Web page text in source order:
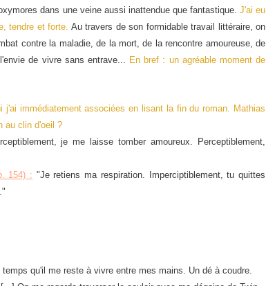
dans une veine aussi inattendue que fantastique. J'ai eu
tendre et forte. Au travers de son formidable travail littéraire, on
contre la maladie, de la mort, de la rencontre amoureuse, de
de vivre sans entrave... En bref : un agréable moment de
j'ai immédiatement associées en lisant la fin du roman. Mathias
au clin d'oeil ?
, je me laisse tomber amoureux. Perceptiblement,
154) : "Je retiens ma respiration. Imperciptiblement, tu quittes
qu'il me reste à vivre entre mes mains. Un dé à coudre.